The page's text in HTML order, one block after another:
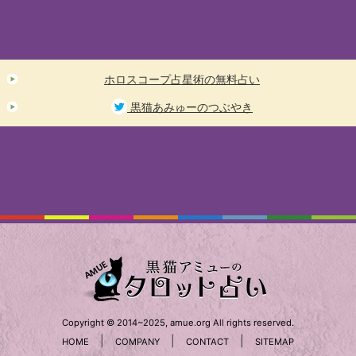
ホロスコープ占星術の無料占い
黒猫あみゅーのつぶやき
Copyright © 2014~2025, amue.org All rights reserved.
HOME
| COMPANY CONTACT SITEMAP